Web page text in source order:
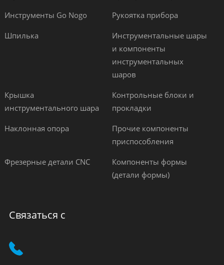
Инструменты Go Nogo Рукоятка прибора
Шпилька
Инструментальные шары
и компоненты
инструментальных
шаров
Крышка
инструментального шара
Контрольные блоки и
прокладки
Наклонная опора
Прочие компоненты
приспособления
Фрезерные детали CNC
Компоненты формы
(детали формы)
Связаться с